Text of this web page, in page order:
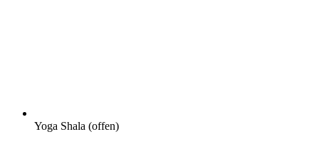
Yoga Shala (offen)